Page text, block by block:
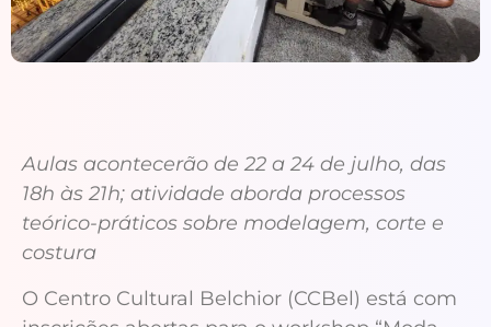
Aulas acontecerão de 22 a 24 de julho, das
18h às 21h; atividade aborda processos
teórico-práticos sobre modelagem, corte e
costura
O Centro Cultural Belchior (CCBel) está com